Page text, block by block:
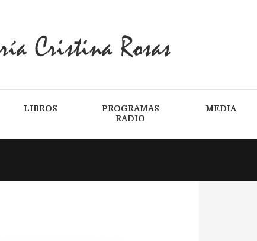
LIBROS
PROGRAMAS
RADIO
MEDIA